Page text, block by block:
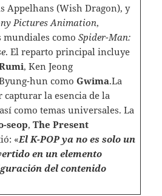
Appelhans (Wish Dragon), y
Pictures Animation,
mundiales como Spider-Man:
. El reparto principal incluye
, Ken Jeong
hun como Gwima.La
capturar la esencia de la
como temas universales. La
seop, The Present
«El K-POP ya no es solo un
en un elemento
del contenido